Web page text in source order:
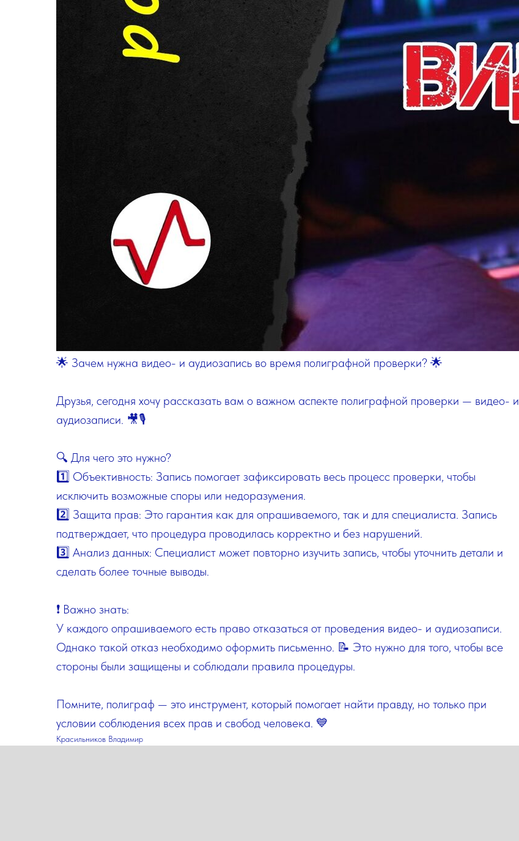
🌟 Зачем нужна видео- и аудиозапись во время полиграфной проверки? 🌟
Друзья, сегодня хочу рассказать вам о важном аспекте полиграфной проверки — видео- и
аудиозаписи. 🎥🎙️
🔍 Для чего это нужно?
1️⃣ Объективность: Запись помогает зафиксировать весь процесс проверки, чтобы
исключить возможные споры или недоразумения.
2️⃣ Защита прав: Это гарантия как для опрашиваемого, так и для специалиста. Запись
подтверждает, что процедура проводилась корректно и без нарушений.
3️⃣ Анализ данных: Специалист может повторно изучить запись, чтобы уточнить детали и
сделать более точные выводы.
❗ Важно знать:
У каждого опрашиваемого есть право отказаться от проведения видео- и аудиозаписи.
Однако такой отказ необходимо оформить письменно. 📝 Это нужно для того, чтобы все
стороны были защищены и соблюдали правила процедуры.
Помните, полиграф — это инструмент, который помогает найти правду, но только при
условии соблюдения всех прав и свобод человека. 💙
Красильников Владимир